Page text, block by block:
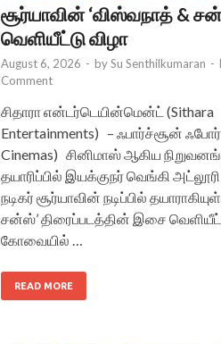
சூர்யாவின் ‘விஸ்வநாத் &
வெளியீட்டு விழா
August 6, 2026 - bySu Senthilkumaran -
Comment
சிதாரா என்டர்டெயின்மென்ட் (Sithara
Entertainments) – ஃபார்ச்சூன் ஃபோர்
Cinemas) சினிமாஸ் ஆகிய
தயாரிப்பில் இயக்குநர் வெங்கி
நடிகர் சூர்யாவின் நடிப்பில்
சன்ஸ்’ திரைப்படத்தின் இசை
கோவையில் …
READ MORE